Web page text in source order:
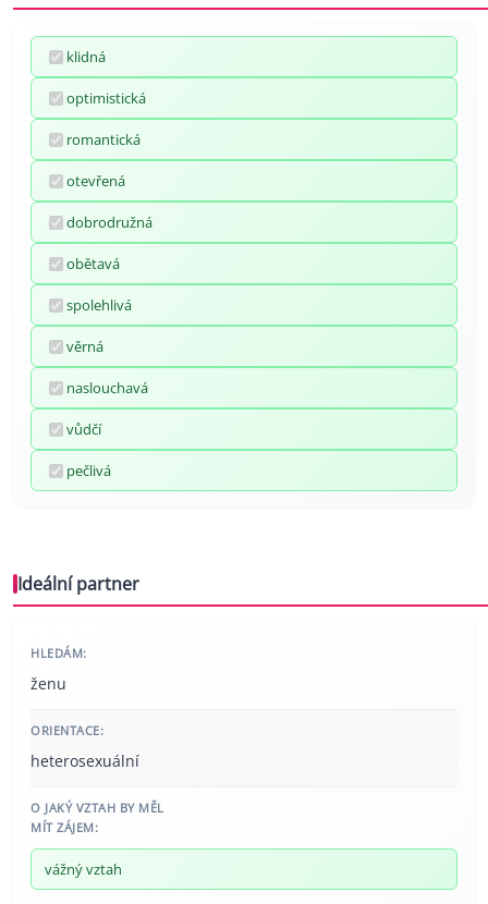
klidná
optimistická
romantická
otevřená
dobrodružná
obětavá
spolehlivá
věrná
naslouchavá
vůdčí
pečlivá
Ideální partner
HLEDÁM:
ženu
ORIENTACE:
heterosexuální
O JAKÝ VZTAH BY MĚL
MÍT ZÁJEM:
vážný vztah